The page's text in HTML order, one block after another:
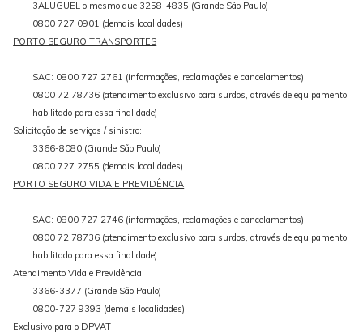
3ALUGUEL o mesmo que 3258-4835 (Grande São Paulo)
0800 727 0901 (demais localidades)
PORTO SEGURO TRANSPORTES
SAC: 0800 727 2761 (informações, reclamações e cancelamentos)
0800 72 78736 (atendimento exclusivo para surdos, através de equipamento
habilitado para essa finalidade)
Solicitação de serviços / sinistro:
3366-8080 (Grande São Paulo)
0800 727 2755 (demais localidades)
PORTO SEGURO VIDA E PREVIDÊNCIA
SAC: 0800 727 2746 (informações, reclamações e cancelamentos)
0800 72 78736 (atendimento exclusivo para surdos, através de equipamento
habilitado para essa finalidade)
Atendimento Vida e Previdência
3366-3377 (Grande São Paulo)
0800-727 9393 (demais localidades)
Exclusivo para o DPVAT